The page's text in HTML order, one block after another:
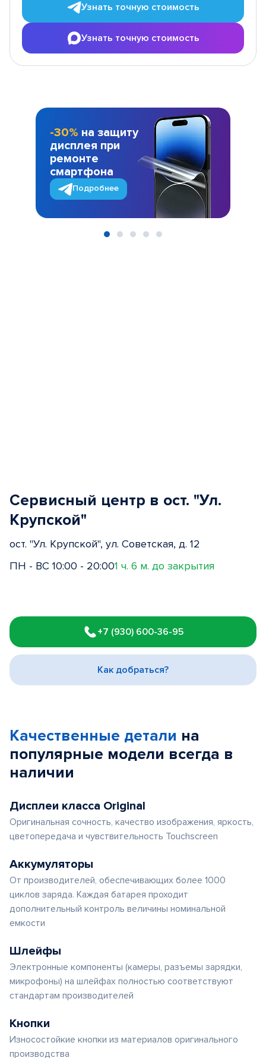
Узнать точную стоимость
Узнать точную стоимость
-30% на защиту
дисплея при
ремонте
смартфона
Подробнее
Сервисный центр в ост. "Ул.
Крупской"
ост. "Ул. Крупской", ул. Советская, д. 12
ПН - ВС 10:00 - 20:001 ч. 6 м. до закрытия
1
of
3
+7 (930) 600-36-95
Как добраться?
Качественные детали на
популярные модели всегда в
наличии
Дисплеи класса Original
Оригинальная сочность, качество изображения, яркость,
цветопередача и чувствительность Touchscreen
Аккумуляторы
От производителей, обеспечивающих более 1000
циклов заряда. Каждая батарея проходит
дополнительный контроль величины номинальной
емкости
Шлейфы
Электронные компоненты (камеры, разъемы зарядки,
микрофоны) на шлейфах полностью соответствуют
стандартам производителей
Кнопки
Износостойкие кнопки из материалов оригинального
производства